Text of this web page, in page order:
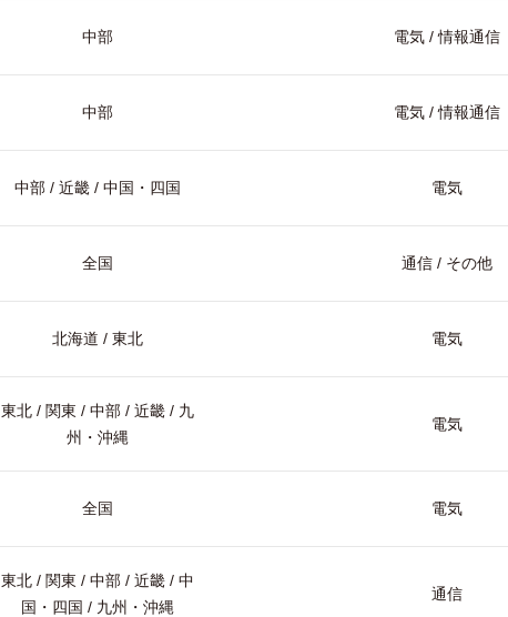
中部 電気 / 情報通信
中部 電気 / 情報通信
中部 / 近畿 / 中国・四国 電気
全国 通信 / その他
北海道 / 東北 電気
東北 / 関東 / 中部 / 近畿 / 九
州・沖縄
電気
全国 電気
東北 / 関東 / 中部 / 近畿 / 中
国・四国 / 九州・沖縄
通信